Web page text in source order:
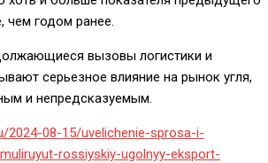
чем годом ранее.
вызовы логистики и
серьезное влияние на рынок угля,
и непредсказуемым.
2024-08-15/uvelichenie-sprosa-i-
rossiyskiy-ugolnyy-eksport-